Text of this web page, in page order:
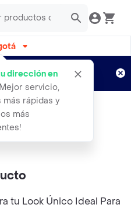
dirección en
Mejor servicio,
más rápidas y
más
semanas
Aplican TyC
Fuxia
tu Look Único Ideal Para